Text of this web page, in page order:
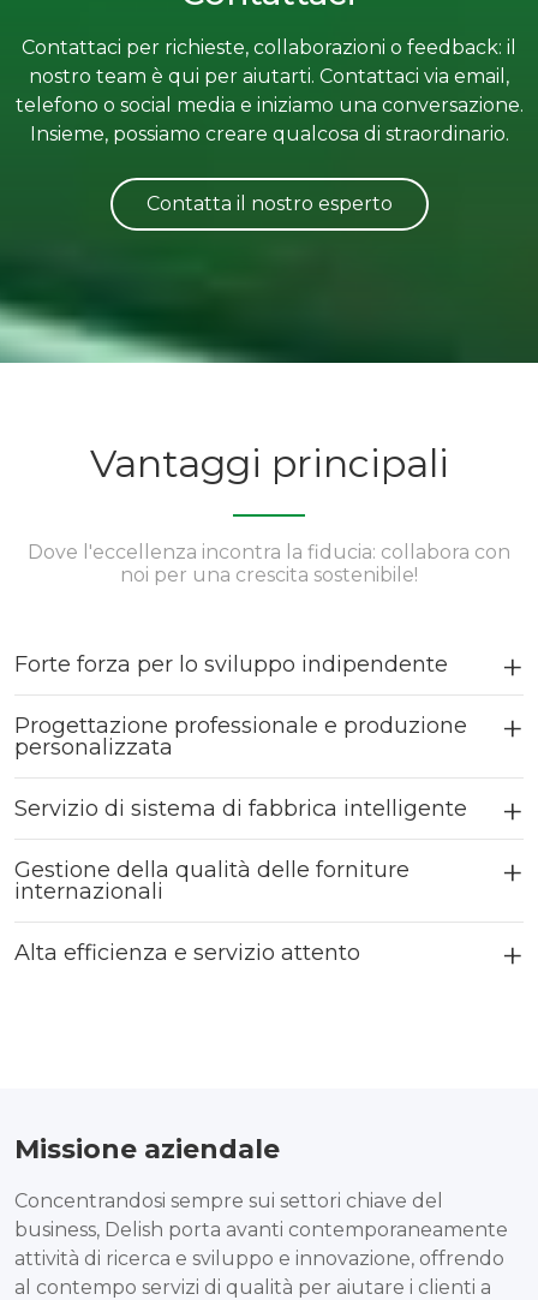
Contattaci per richieste, collaborazioni o feedback: il
nostro team è qui per aiutarti. Contattaci via email,
telefono o social media e iniziamo una conversazione.
Insieme, possiamo creare qualcosa di straordinario.
Contatta il nostro esperto
Vantaggi principali
Dove l'eccellenza incontra la fiducia: collabora con
noi per una crescita sostenibile!
Forte forza per lo sviluppo indipendente
Progettazione professionale e produzione
personalizzata
Servizio di sistema di fabbrica intelligente
Gestione della qualità delle forniture
internazionali
Alta efficienza e servizio attento
Missione aziendale
Concentrandosi sempre sui settori chiave del
business, Delish porta avanti contemporaneamente
attività di ricerca e sviluppo e innovazione, offrendo
al contempo servizi di qualità per aiutare i clienti a